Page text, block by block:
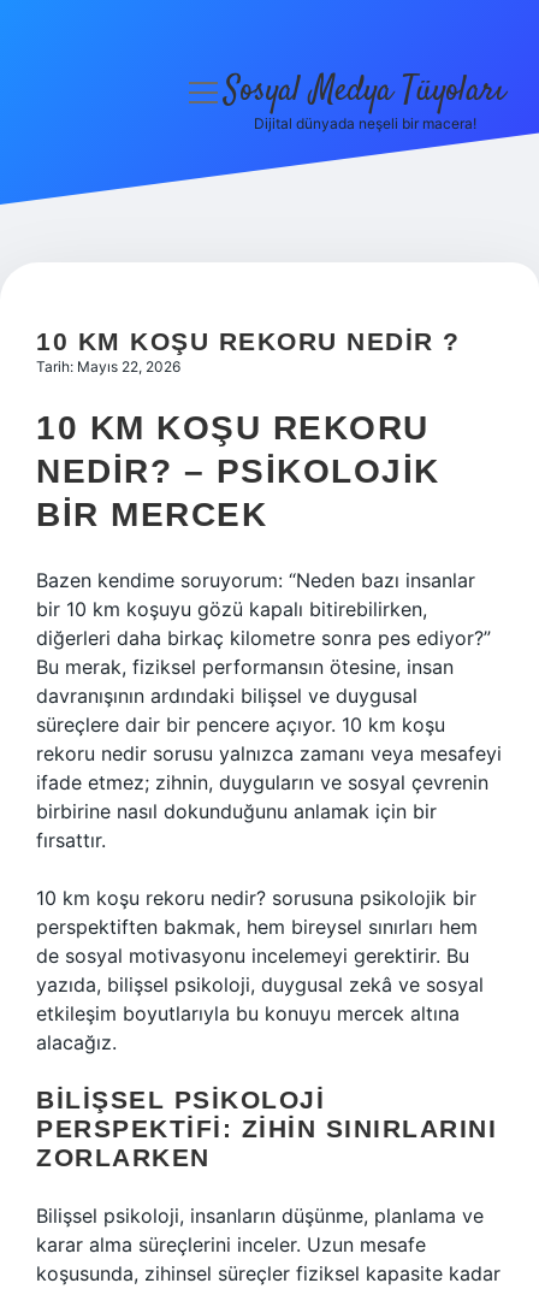
Hakkımızda
menüyüSosyal Medya Tüyoları
Dijital dünyada neşeli bir macera!
10 KM KOŞU REKORU NEDIR ?
Tarih: Mayıs 22, 2026
10 KM KOŞU REKORU
NEDIR? – PSIKOLOJIK
BIR MERCEK
Bazen kendime soruyorum: “Neden bazı insanlar
bir 10 km koşuyu gözü kapalı bitirebilirken,
diğerleri daha birkaç kilometre sonra pes ediyor?”
Bu merak, fiziksel performansın ötesine, insan
davranışının ardındaki bilişsel ve duygusal
süreçlere dair bir pencere açıyor. 10 km koşu
rekoru nedir sorusu yalnızca zamanı veya mesafeyi
ifade etmez; zihnin, duyguların ve sosyal çevrenin
birbirine nasıl dokunduğunu anlamak için bir
fırsattır.
10 km koşu rekoru nedir? sorusuna psikolojik bir
perspektiften bakmak, hem bireysel sınırları hem
de sosyal motivasyonu incelemeyi gerektirir. Bu
yazıda, bilişsel psikoloji, duygusal zekâ ve sosyal
etkileşim boyutlarıyla bu konuyu mercek altına
alacağız.
BILIŞSEL PSIKOLOJI
PERSPEKTIFI: ZIHIN SINIRLARINI
ZORLARKEN
Bilişsel psikoloji, insanların düşünme, planlama ve
karar alma süreçlerini inceler. Uzun mesafe
koşusunda, zihinsel süreçler fiziksel kapasite kadar